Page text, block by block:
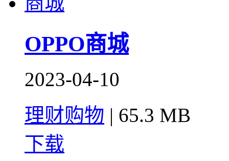
OPPO商城
2023-04-10
理财购物 | 65.3 MB
下载